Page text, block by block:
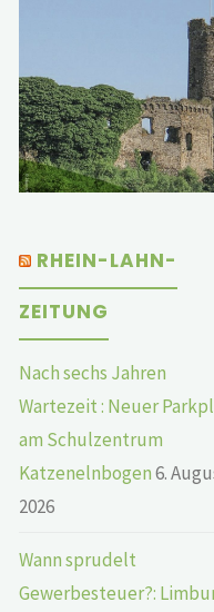
RHEIN-LAHN-
ZEITUNG
Nach sechs Jahren
Wartezeit : Neuer
am Schulzentrum
Katzenelnbogen6.
2026
Wann sprudelt
Gewerbesteuer?: